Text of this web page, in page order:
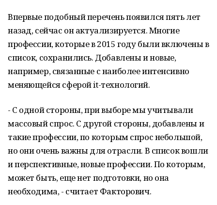
Впервые подобный перечень появился пять лет
назад, сейчас он актуализируется. Многие
профессии, которые в 2015 году были включены в
список, сохранились. Добавлены и новые,
например, связанные с наиболее интенсивно
меняющейся сферой it-технологий.
- С одной стороны, при выборе мы учитывали
массовый спрос. С другой стороны, добавлены и
такие профессии, по которым спрос небольшой,
но они очень важны для отрасли. В список вошли
и перспективные, новые профессии. По которым,
может быть, еще нет подготовки, но она
необходима, - считает Факторович.